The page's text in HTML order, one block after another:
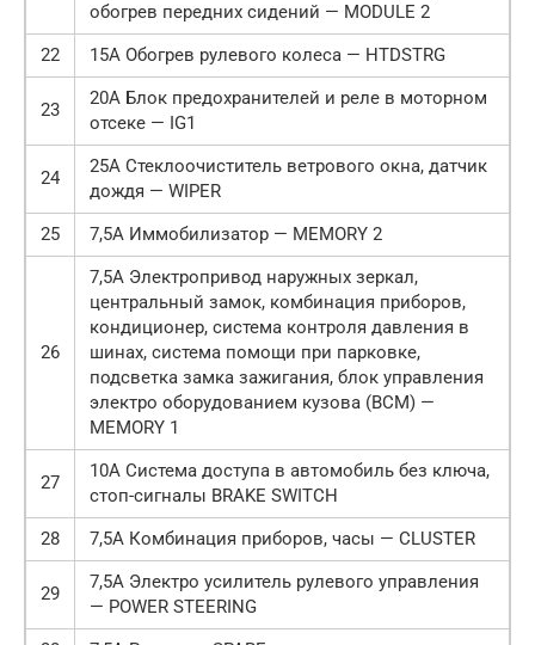
обогрев передних сидений — MODULE 2
22
15А Обогрев рулевого колеса — HTDSTRG
23
20А Блок предохранителей и реле в моторном
отсеке — IG1
24
25А Стеклоочиститель ветрового окна, датчик
дождя — WIPER
25
7,5А Иммобилизатор — MEMORY 2
26
7,5А Электропривод наружных зеркал,
центральный замок, комбинация приборов,
кондиционер, система контроля давления в
шинах, система помощи при парковке,
подсветка замка зажигания, блок управления
электро оборудованием кузова (ВСМ) —
MEMORY 1
27
10А Система доступа в автомобиль без ключа,
стоп-сигналы BRAKE SWITCH
28
7,5А Комбинация приборов, часы — CLUSTER
29
7,5А Электро усилитель рулевого управления
— POWER STEERING